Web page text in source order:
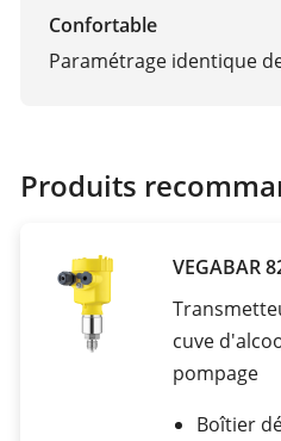
Confortable
Paramétrage identique
Produits
VEGABAR
cuve
pompage
Boîtier